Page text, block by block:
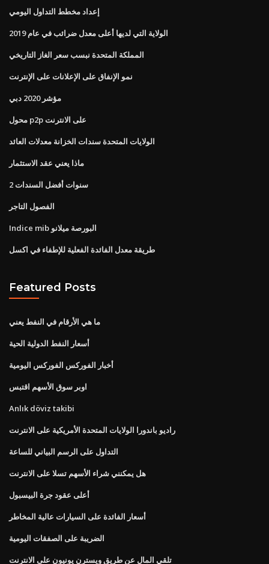
إعداد مخطط التداول اليومي
الولاية التي لديها أعلى معدل ضرائب في عام 2019
المملكة المتحدة نبسب سعر الغاز التاريخي
نمو الإنفاق على الإعلانات على الإنترنت
مؤشر 2020 دبي
محول p2p على الانترنت
الولايات المتحدة سندات الخزانة معدلات العائد
ماذا يعني عقد الاستثمار
2 سنوات أفضل السندات
الفصول التاجر
Indice mib البورصة ميلانو
طريقة معدل الفائدة الفعلية للإطفاء في اكسل
Featured Posts
ما هي الأرقام في النفط يعني
أسعار النفط الدولية الحية
أخبار الفوركس الفوركس اليومية
اوبر سوق الأسهم اقتبس
Anlık döviz takibi
راديو باندورا الولايات المتحدة الأمريكية على الانترنت
التداول على الرسم البياني للساعة
هل يمكنني شراء الأسهم تسلا على الانترنت
أعلى عقود جرة البيسبول
أسعار الفائدة على السيارات عالية المخاطر
الضريبة على الصفقات اليومية
تلقي المال عن طريق ويسترن يونيون على الانترنت